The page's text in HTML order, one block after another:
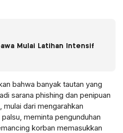
Mulai Latihan Intensif
bahwa banyak tautan yang
sarana phishing dan penipuan
dari mengarahkan
meminta pengunduhan
korban memasukkan